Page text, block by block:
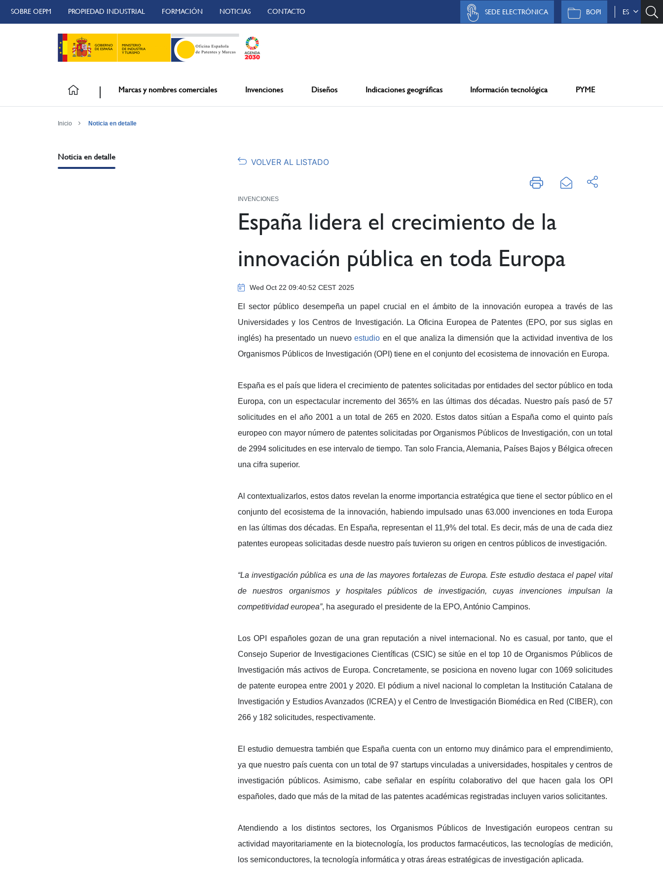
SOBRE OEPM PROPIEDAD INDUSTRIAL FORMACIÓN NOTICIAS CONTACTO ES
BOPI
SEDE ELECTRÓNICA
Marcas y nombres comerciales Invenciones Diseños Indicaciones geográficas Información tecnológica PYME
Inicio Noticia en detalle
Noticia en detalle
VOLVER AL LISTADO
INVENCIONES
España lidera el crecimiento de la
innovación pública en toda Europa
Wed Oct 22 09:40:52 CEST 2025
El sector público desempeña un papel crucial en el ámbito de la innovación europea a través de las
Universidades y los Centros de Investigación. La Oficina Europea de Patentes (EPO, por sus siglas en
inglés) ha presentado un nuevoestudio en el que analiza la dimensión que la actividad inventiva de los
Organismos Públicos de Investigación (OPI) tiene en el conjunto del ecosistema de innovación en Europa.
España es el país que lidera el crecimiento de patentes solicitadas por entidades del sector público en toda
Europa, con un espectacular incremento del 365% en las últimas dos décadas. Nuestro país pasó de 57
solicitudes en el año 2001 a un total de 265 en 2020. Estos datos sitúan a España como el quinto país
europeo con mayor número de patentes solicitadas por Organismos Públicos de Investigación, con un total
de 2994 solicitudes en ese intervalo de tiempo. Tan solo Francia, Alemania, Países Bajos y Bélgica ofrecen
una cifra superior.
Al contextualizarlos, estos datos revelan la enorme importancia estratégica que tiene el sector público en el
conjunto del ecosistema de la innovación, habiendo impulsado unas 63.000 invenciones en toda Europa
en las últimas dos décadas. En España, representan el 11,9% del total. Es decir, más de una de cada diez
patentes europeas solicitadas desde nuestro país tuvieron su origen en centros públicos de investigación.
“La investigación pública es una de las mayores fortalezas de Europa. Este estudio destaca el papel vital
de nuestros organismos y hospitales públicos de investigación, cuyas invenciones impulsan la
competitividad europea”, ha asegurado el presidente de la EPO, António Campinos.
Los OPI españoles gozan de una gran reputación a nivel internacional. No es casual, por tanto, que el
Consejo Superior de Investigaciones Científicas (CSIC) se sitúe en el top 10 de Organismos Públicos de
Investigación más activos de Europa. Concretamente, se posiciona en noveno lugar con 1069 solicitudes
de patente europea entre 2001 y 2020. El pódium a nivel nacional lo completan la Institución Catalana de
Investigación y Estudios Avanzados (ICREA) y el Centro de Investigación Biomédica en Red (CIBER), con
266 y 182 solicitudes, respectivamente.
El estudio demuestra también que España cuenta con un entorno muy dinámico para el emprendimiento,
ya que nuestro país cuenta con un total de 97 startups vinculadas a universidades, hospitales y centros de
investigación públicos. Asimismo, cabe señalar en espíritu colaborativo del que hacen gala los OPI
españoles, dado que más de la mitad de las patentes académicas registradas incluyen varios solicitantes.
Atendiendo a los distintos sectores, los Organismos Públicos de Investigación europeos centran su
actividad mayoritariamente en la biotecnología, los productos farmacéuticos, las tecnologías de medición,
los semiconductores, la tecnología informática y otras áreas estratégicas de investigación aplicada.